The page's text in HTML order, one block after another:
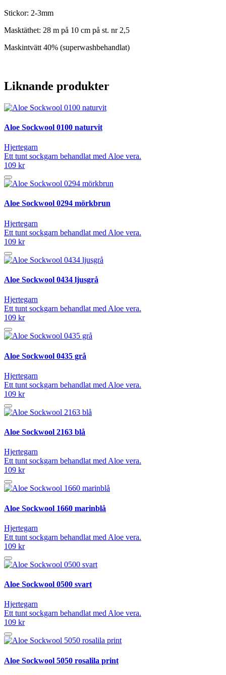
Stickor: 2-3mm
Masktäthet: 28 m på 10 cm på st. nr 2,5
Maskintvätt 40% (superwashbehandlat)
Liknande produkter
Aloe Sockwool 0100 naturvit
Hjertegarn
Ett tunt sockgarn behandlat med Aloe vera.
109 kr
Aloe Sockwool 0294 mörkbrun
Hjertegarn
Ett tunt sockgarn behandlat med Aloe vera.
109 kr
Aloe Sockwool 0434 ljusgrå
Hjertegarn
Ett tunt sockgarn behandlat med Aloe vera.
109 kr
Aloe Sockwool 0435 grå
Hjertegarn
Ett tunt sockgarn behandlat med Aloe vera.
109 kr
Aloe Sockwool 2163 blå
Hjertegarn
Ett tunt sockgarn behandlat med Aloe vera.
109 kr
Aloe Sockwool 1660 marinblå
Hjertegarn
Ett tunt sockgarn behandlat med Aloe vera.
109 kr
Aloe Sockwool 0500 svart
Hjertegarn
Ett tunt sockgarn behandlat med Aloe vera.
109 kr
Aloe Sockwool 5050 rosalila print